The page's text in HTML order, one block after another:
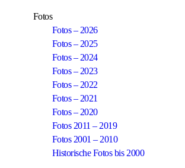
Fotos
Fotos – 2026
Fotos – 2025
Fotos – 2024
Fotos – 2023
Fotos – 2022
Fotos – 2021
Fotos – 2020
Fotos 2011 – 2019
Fotos 2001 – 2010
Historische Fotos bis 2000